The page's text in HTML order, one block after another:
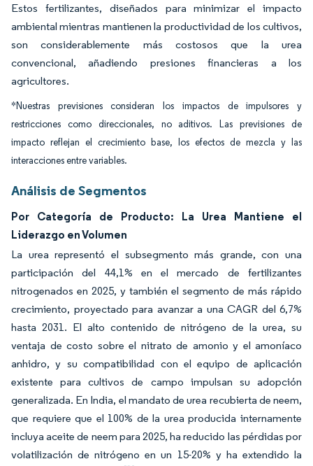
Estos fertilizantes, diseñados para minimizar el impacto
ambiental mientras mantienen la productividad de los cultivos,
son considerablemente más costosos que la urea
convencional, añadiendo presiones financieras a los
agricultores.
*Nuestras previsiones consideran los impactos de impulsores y
restricciones como direccionales, no aditivos. Las previsiones de
impacto reflejan el crecimiento base, los efectos de mezcla y las
interacciones entre variables.
Análisis de Segmentos
Por Categoría de Producto: La Urea Mantiene el
Liderazgo en Volumen
La urea representó el subsegmento más grande, con una
participación del 44,1% en el mercado de fertilizantes
nitrogenados en 2025, y también el segmento de más rápido
crecimiento, proyectado para avanzar a una CAGR del 6,7%
hasta 2031. El alto contenido de nitrógeno de la urea, su
ventaja de costo sobre el nitrato de amonio y el amoníaco
anhidro, y su compatibilidad con el equipo de aplicación
existente para cultivos de campo impulsan su adopción
generalizada. En India, el mandato de urea recubierta de neem,
que requiere que el 100% de la urea producida internamente
incluya aceite de neem para 2025, ha reducido las pérdidas por
volatilización de nitrógeno en un 15-20% y ha extendido la